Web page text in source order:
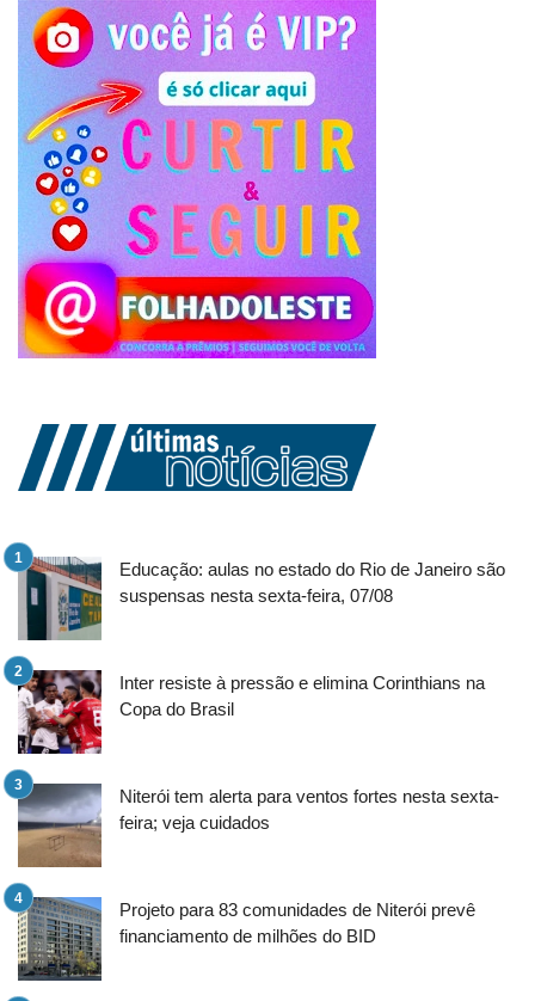
Educação: aulas no estado do Rio de Janeiro são
suspensas nesta sexta-feira, 07/08
Inter resiste à pressão e elimina Corinthians na
Copa do Brasil
Niterói tem alerta para ventos fortes nesta sexta-
feira; veja cuidados
Projeto para 83 comunidades de Niterói prevê
financiamento de milhões do BID